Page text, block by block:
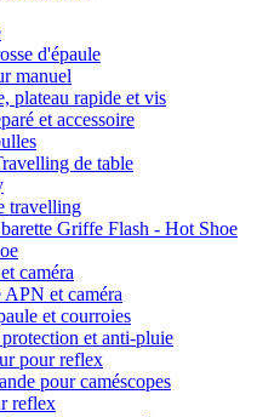
d'épaule
manuel
plateau rapide et vis
et accessoire
de table
travelling
Griffe Flash - Hot Shoe
caméra
APN et caméra
et courroies
et anti-pluie
pour reflex
pour caméscopes
reflex